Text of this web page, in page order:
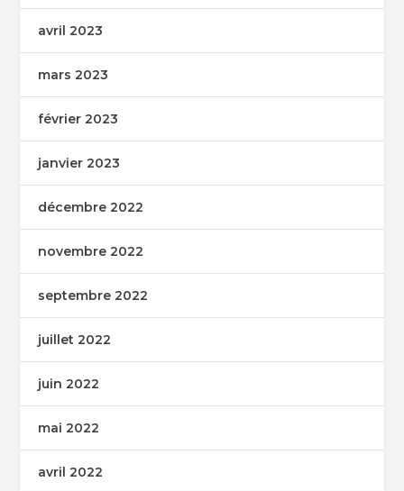
avril 2023
mars 2023
février 2023
janvier 2023
décembre 2022
novembre 2022
septembre 2022
juillet 2022
juin 2022
mai 2022
avril 2022